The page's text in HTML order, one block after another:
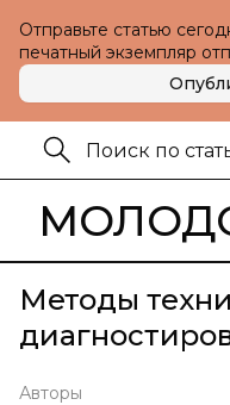
Отправьте статью
печатный экземпляр
Методы
Авторы